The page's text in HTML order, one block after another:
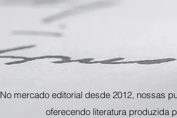
No mercado editorial desde 2012, nossas
oferecendo literatura produzida